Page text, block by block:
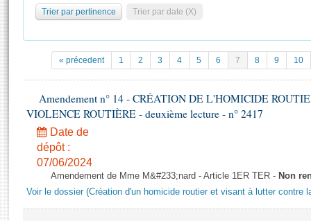
Documents parlementaires
Propositions de loi
Amendements
Textes adoptés
Rapports d'information
Transparence et déontologie
Histoire
Juniors
Anciennes législatures
Liens vers les sites publics
Les archives
Photos libres de droit
Trier par pertinence Trier par date (X)
« précedent 1 2 3 4 5 6 7 8 9 10
Amendement n° 14 - CRÉATION DE L'HOMICIDE
VIOLENCE ROUTIÈRE - deuxième lecture - n° 2417
Date de
dépôt :
07/06/2024
Amendement de Mme M&#233;nard - Article 1ER TER - Non
Voir le dossier (Création d'un homicide routier et visant à lutter contre